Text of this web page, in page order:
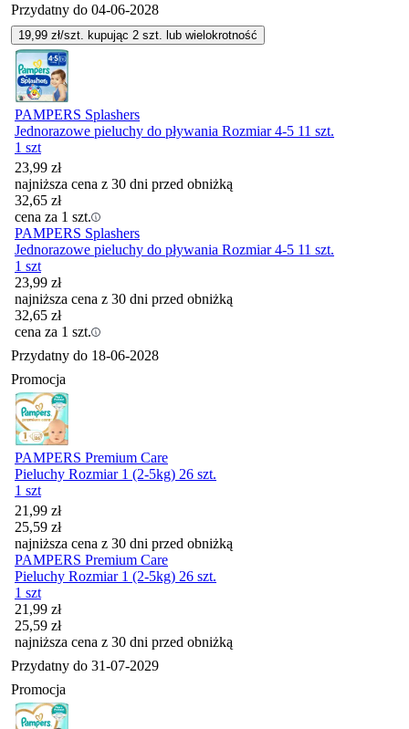
Przydatny do 04-06-2028
19,99 zł/szt. kupując 2 szt. lub wielokrotność
PAMPERS Splashers
Jednorazowe pieluchy do pływania Rozmiar 4-5 11 szt.
1 szt
23,99 zł
najniższa cena z 30 dni przed obniżką
32,65 zł
cena za 1 szt.
PAMPERS Splashers
Jednorazowe pieluchy do pływania Rozmiar 4-5 11 szt.
1 szt
23,99 zł
najniższa cena z 30 dni przed obniżką
32,65 zł
cena za 1 szt.
Przydatny do 18-06-2028
Promocja
PAMPERS Premium Care
Pieluchy Rozmiar 1 (2-5kg) 26 szt.
1 szt
Cena promocyjna
21,99 zł
25,59 zł
najniższa cena z 30 dni przed obniżką
PAMPERS Premium Care
Pieluchy Rozmiar 1 (2-5kg) 26 szt.
1 szt
Cena promocyjna
21,99 zł
25,59 zł
najniższa cena z 30 dni przed obniżką
Przydatny do 31-07-2029
Promocja